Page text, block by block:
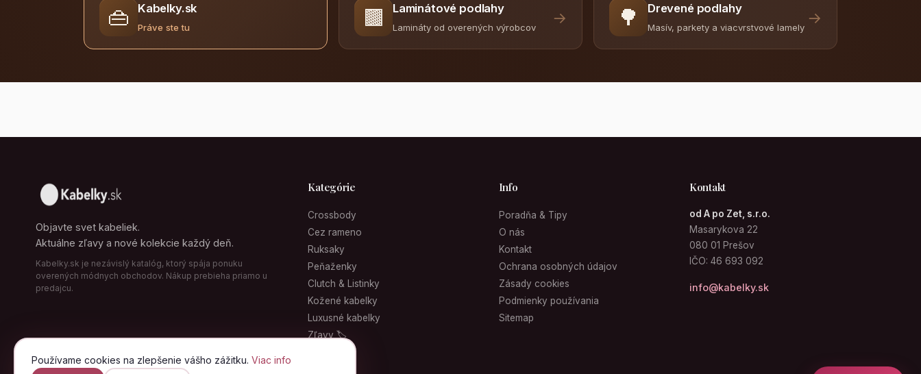
Používame cookies na zlepšenie vášho zážitku. Viac info
👜 Kabelky.sk
Práve ste tu 🟫 Laminátové podlahy
Lamináty od overených výrobcov
→ 🌳 Drevené podlahy
Masív, parkety a viacvrstvové lamely
→
Objavte svet kabeliek.
Aktuálne zľavy a nové kolekcie každý deň.
Kabelky.sk je nezávislý katalóg, ktorý spája ponuku
overených módnych obchodov. Nákup prebieha priamo u
predajcu.
Kategórie
Crossbody
Cez rameno
Ruksaky
Peňaženky
Clutch & Listinky
Kožené kabelky
Luxusné kabelky
Zľavy 🏷
Info
Poradňa & Tipy
O nás
Kontakt
Ochrana osobných údajov
Zásady cookies
Podmienky používania
Sitemap
Kontakt
od A po Zet, s.r.o.
Masarykova 22
080 01 Prešov
IČO: 46 693 092
info@kabelky.sk